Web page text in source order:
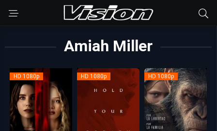
Amiah Miller
HD 1080p HD 1080p HD 1080p